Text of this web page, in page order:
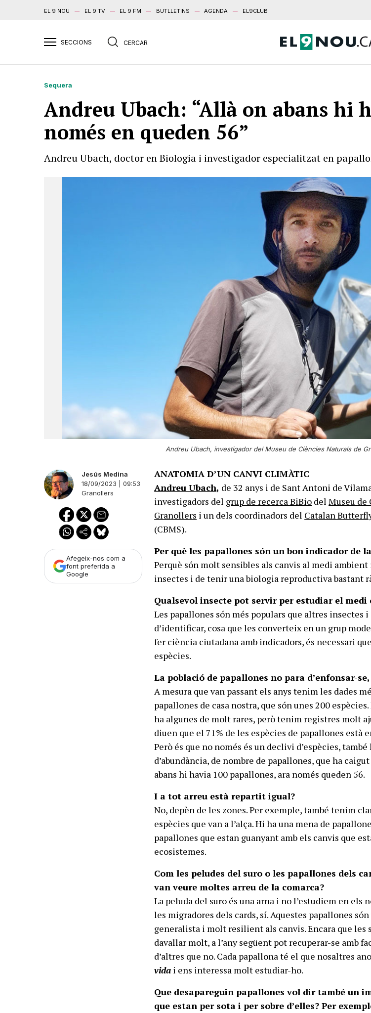
EL 9 NOU EL 9 TV EL 9 FM BUTLLETINS AGENDA EL9CLUB
Sequera
Andreu Ubach: “Allà on abans hi
només en queden 56”
Andreu Ubach, doctor en Biologia i investigador especialitzat en
Andreu Ubach, investigador del Museu de Ciències Naturals de
Jesús Medina
18/09/2023 | 09:53
Granollers
Afegeix-nos com a
font preferida a
Google
ANATOMIA D’UN CANVI CLIMÀTIC
Andreu Ubach, de 32 anys i de Sant Antoni de
investigadors del grup de recerca BiBio delMuseu de
Granollers i un dels coordinadors del Catalan
(CBMS).
Per què les papallones són un bon indicador de
Perquè són molt sensibles als canvis al medi
insectes i de tenir una biologia reproductiva bastant
Qualsevol insecte pot servir per estudiar el medi
Les papallones són més populars que altres insectes
d’identificar, cosa que les converteix en un grup
fer ciència ciutadana amb indicadors, és necessari
espècies.
La població de papallones no para d’enfonsar-
A mesura que van passant els anys tenim les dades
papallones de casa nostra, que són unes 200
ha algunes de molt rares, però tenim registres molt
diuen que el 71% de les espècies de papallones està
Però és que no només és un declivi d’espècies,
d’abundància, de nombre de papallones, que ha
abans hi havia 100 papallones, ara només queden 56.
I a tot arreu està repartit igual?
No, depèn de les zones. Per exemple, també tenim
espècies que van a l’alça. Hi ha una mena de
papallones que estan guanyant amb els canvis que
ecosistemes.
Com les peludes del suro o les papallones dels
van veure moltes arreu de la comarca?
La peluda del suro és una arna i no l’estudiem en els
les migradores dels cards, sí. Aquestes papallones
generalista i molt resilient als canvis. Encara que les
davallar molt, a l’any següent pot recuperar-se amb
d’altres que no. Cada papallona té el que nosaltres
vida i ens interessa molt estudiar-ho.
Que desapareguin papallones vol dir també un
que estan per sota i per sobre d’elles? Per